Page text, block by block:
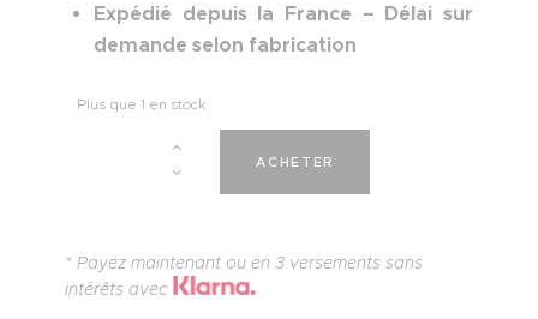
Expédié depuis la France – Délai sur
demande selon fabrication
Plus que 1 en stock
ACHETER
t
n
* Payez maintenant ou en 3 versements sans
intérêts avec